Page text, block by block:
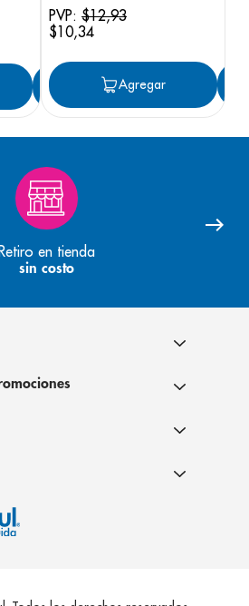
Agregar
PVP: $12,93
$10,34
Agregar
en tienda
sin costo